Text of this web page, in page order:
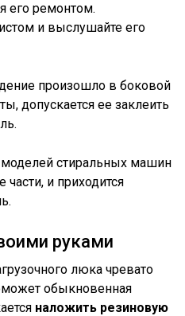
его ремонтом.
и выслушайте его
произошло в боковой
допускается ее заклеить
стиральных машин
части, и приходится
руками
люка чревато
обыкновенная
наложить резиновую